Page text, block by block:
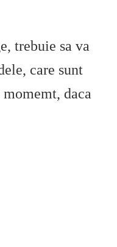
trebuie sa va
care sunt
daca